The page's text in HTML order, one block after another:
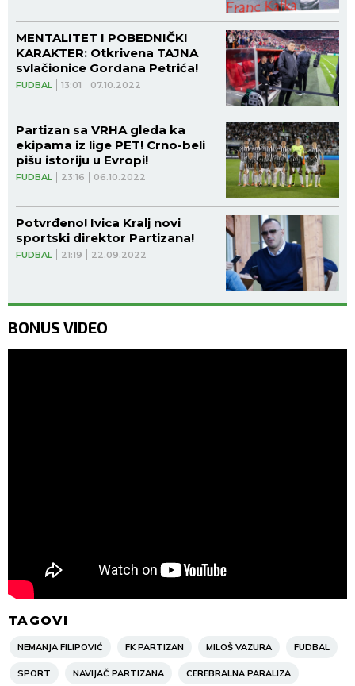
FUDBAL 13:01 07.10.2022
MENTALITET I POBEDNIČKI
KARAKTER: Otkrivena TAJNA
svlačionice Gordana Petrića!
FUDBAL 23:16 06.10.2022
Partizan sa VRHA gleda ka
ekipama iz lige PET! Crno-beli
pišu istoriju u Evropi!
FUDBAL 21:19 22.09.2022
Potvrđeno! Ivica Kralj novi
sportski direktor Partizana!
BONUS VIDEO
TAGOVI
NEMANJA FILIPOVIĆ FK PARTIZAN MILOŠ VAZURA FUDBAL
SPORT NAVIJAČ PARTIZANA CEREBRALNA PARALIZA